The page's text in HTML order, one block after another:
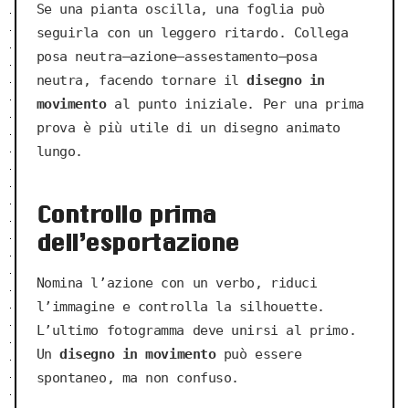
Se una pianta oscilla, una foglia può
seguirla con un leggero ritardo. Collega
posa neutra—azione—assestamento—posa
neutra, facendo tornare ildisegno in
movimentoal punto iniziale. Per una prima
prova è più utile di un disegno animato
lungo.
Controllo prima
dell’esportazione
Nomina l’azione con un verbo, riduci
l’immagine e controlla la silhouette.
L’ultimo fotogramma deve unirsi al primo.
Undisegno in movimentopuò essere
spontaneo, ma non confuso.